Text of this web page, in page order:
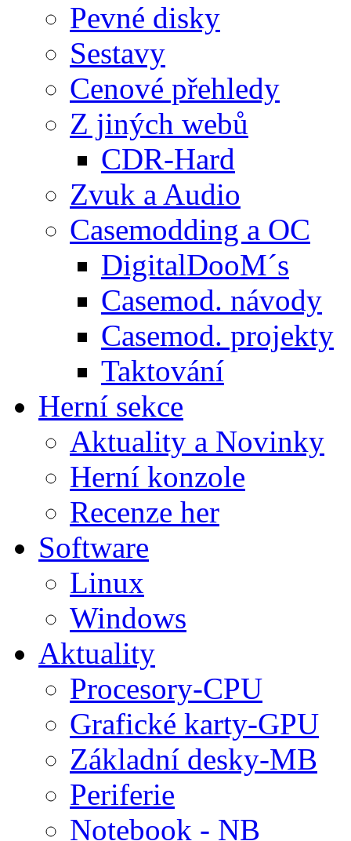
Pevné disky
Sestavy
Cenové přehledy
Z jiných webů
CDR-Hard
Zvuk a Audio
Casemodding a OC
DigitalDooM´s
Casemod. návody
Casemod. projekty
Taktování
Herní sekce
Aktuality a Novinky
Herní konzole
Recenze her
Software
Linux
Windows
Aktuality
Procesory-CPU
Grafické karty-GPU
Základní desky-MB
Periferie
Notebook - NB